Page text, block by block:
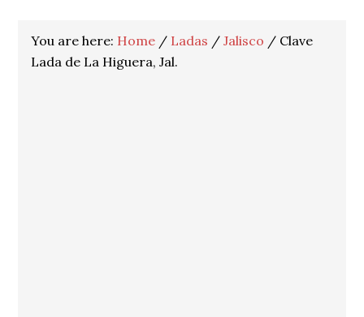
You are here: Home / Ladas / Jalisco / Clave
Lada de La Higuera, Jal.